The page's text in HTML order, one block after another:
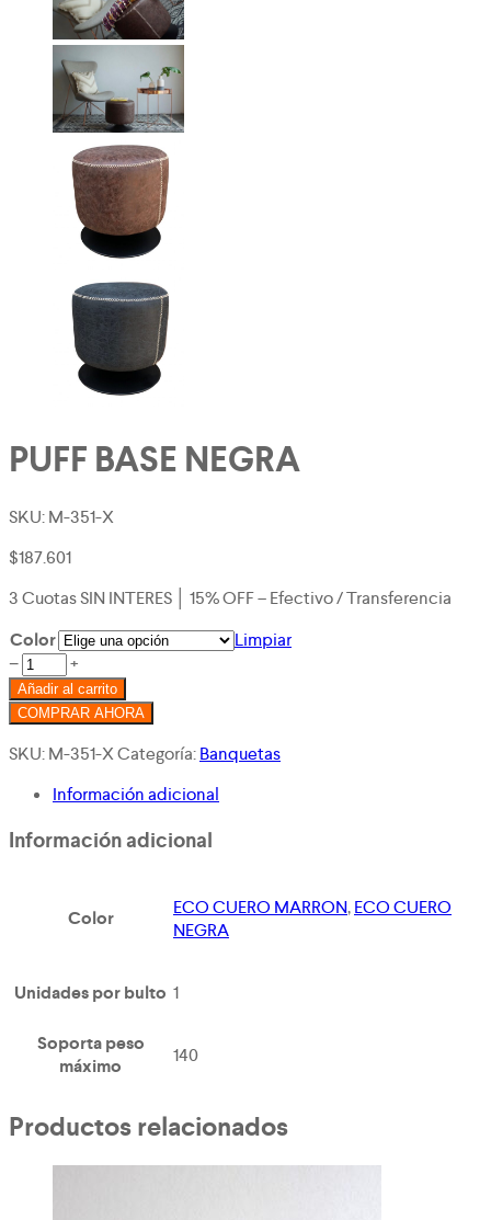
PUFF BASE NEGRA
SKU:M-351-X
$187.601
3 Cuotas SIN INTERES │ 15% OFF – Efectivo / Transferencia
Color
Limpiar
− PUFF
BASE
NEGRA
cantidad
+
Añadir al carrito
COMPRAR AHORA
SKU:M-351-XCategoría:Banquetas
Información adicional
Información adicional
Color ECO CUERO MARRON,ECO CUERO
NEGRA
Unidades por bulto 1
Soporta peso
máximo
140
Productos relacionados